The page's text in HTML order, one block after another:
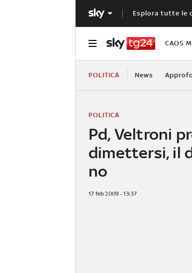
Esplora tutte le
CAOS
POLITICA News
Pd, Veltroni
dimettersi, il
no
POLITICA
17 feb 2009 - 13:37